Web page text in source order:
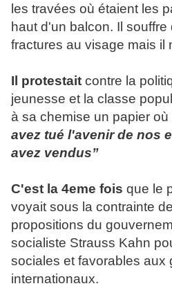
les travées où étaient les
haut d'un balcon. Il
fractures au visage mais il
Il protestait contre la
jeunesse et la classe
à sa chemise un papier où
avez tué l'avenir de nos
avez vendus”
C'est la 4eme fois que le
voyait sous la contrainte
propositions du
socialiste Strauss Kahn
sociales et favorables aux
internationaux.